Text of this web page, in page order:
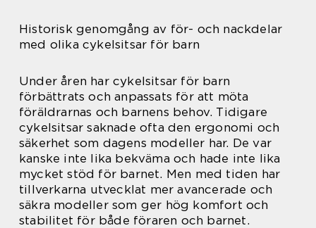
Historisk genomgång av för- och nackdelar
med olika cykelsitsar för barn
Under åren har cykelsitsar för barn
förbättrats och anpassats för att möta
föräldrarnas och barnens behov. Tidigare
cykelsitsar saknade ofta den ergonomi och
säkerhet som dagens modeller har. De var
kanske inte lika bekväma och hade inte lika
mycket stöd för barnet. Men med tiden har
tillverkarna utvecklat mer avancerade och
säkra modeller som ger hög komfort och
stabilitet för både föraren och barnet.